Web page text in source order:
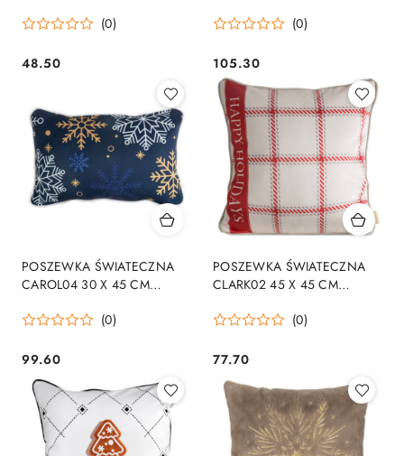
(0)
Cena:
48.50
(0)
Cena:
105.30
POSZEWKA ŚWIATECZNA
CAROL04 30 X 45 CM
(0)
Cena:
99.60
POSZEWKA ŚWIATECZNA
CLARK02 45 X 45 CM
(0)
Cena:
77.70